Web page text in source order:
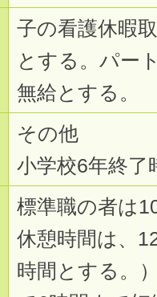
子の看護休暇
とする。パー
無給とする。
その他
小学校6年終了
標準職の者は
休憩時間は、
時間とする。